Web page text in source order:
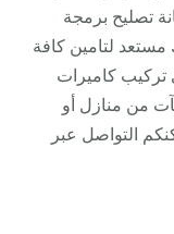
تصليح برمجة
مستعد لتامين كافة
كاميرات
من منازل أو
التواصل عبر